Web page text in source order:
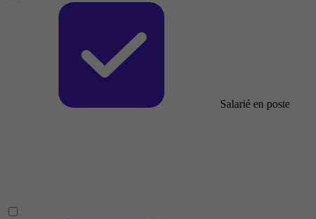
Salarié en poste